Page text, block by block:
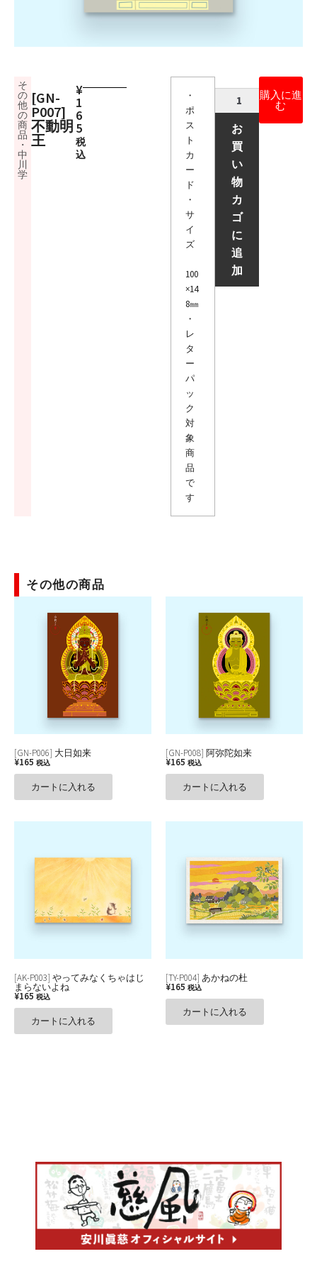
そ
の
他
の
商
品
・
中
川
学
[GN-
P007]
不動明
王
¥
1
6
5
税
込
・
ポ
ス
ト
カ
ー
ド
・
サ
イ
ズ
100
×14
8㎜
・
レ
タ
ー
パ
ッ
ク
対
象
商
品
で
す
お
買
い
物
カ
ゴ
に
追
加
購入に進
む
その他の商品
[GN-P006] 大日如来
¥165 税込
カートに入れる
[GN-P008] 阿弥陀如来
¥165 税込
カートに入れる
[AK-P003] やってみなくちゃはじ
まらないよね
¥165 税込
カートに入れる
[TY-P004] あかねの杜
¥165 税込
カートに入れる